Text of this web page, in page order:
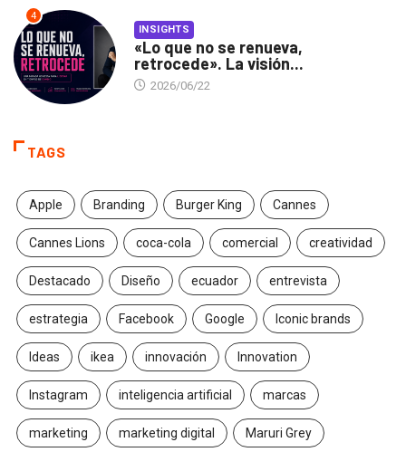
4
INSIGHTS
«Lo que no se renueva,
retrocede». La visión...
2026/06/22
TAGS
Apple Branding Burger King Cannes
Cannes Lions coca-cola comercial creatividad
Destacado Diseño ecuador entrevista
estrategia Facebook Google Iconic brands
Ideas ikea innovación Innovation
Instagram inteligencia artificial marcas
marketing marketing digital Maruri Grey